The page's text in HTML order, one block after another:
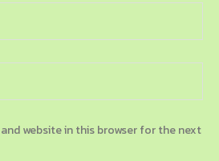
and website in this browser for the next